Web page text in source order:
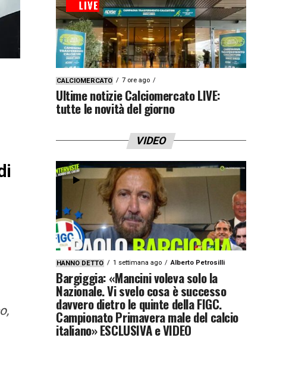
CALCIOMERCATO 7 ore ago
Ultime notizie Calciomercato LIVE:
tutte le novità del giorno
VIDEO
HANNO DETTO 1 settimana ago Alberto Petrosilli
Bargiggia: «Mancini voleva solo la
Nazionale. Vi svelo cosa è successo
davvero dietro le quinte della FIGC.
Campionato Primavera male del calcio
italiano» ESCLUSIVA e VIDEO